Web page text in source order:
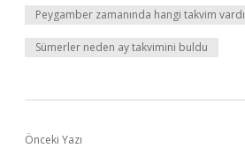
Peygamber zamanında hangi takvim vardı
Sümerler neden ay takvimini buldu
Önceki Yazı